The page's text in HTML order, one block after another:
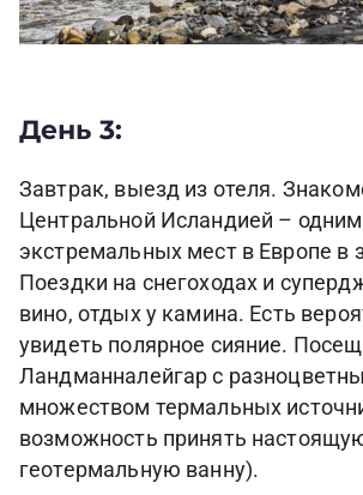
День 3:
Завтрак, выезд из отеля.
Центральной Исландией –
экстремальных мест в Европе в
Поездки на снегоходах и
вино, отдых у камина. Есть
увидеть полярное сияние.
Ландманналейгар с
множеством термальных
возможность принять
геотермальную ванну).